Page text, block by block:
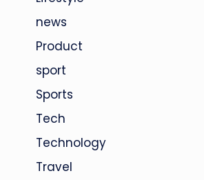
news
Product
sport
Sports
Tech
Technology
Travel